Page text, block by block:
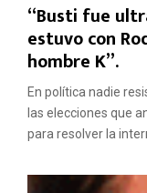
“Busti fue
estuvo con
hombre K”.
En política nadie
las elecciones que
para resolver la